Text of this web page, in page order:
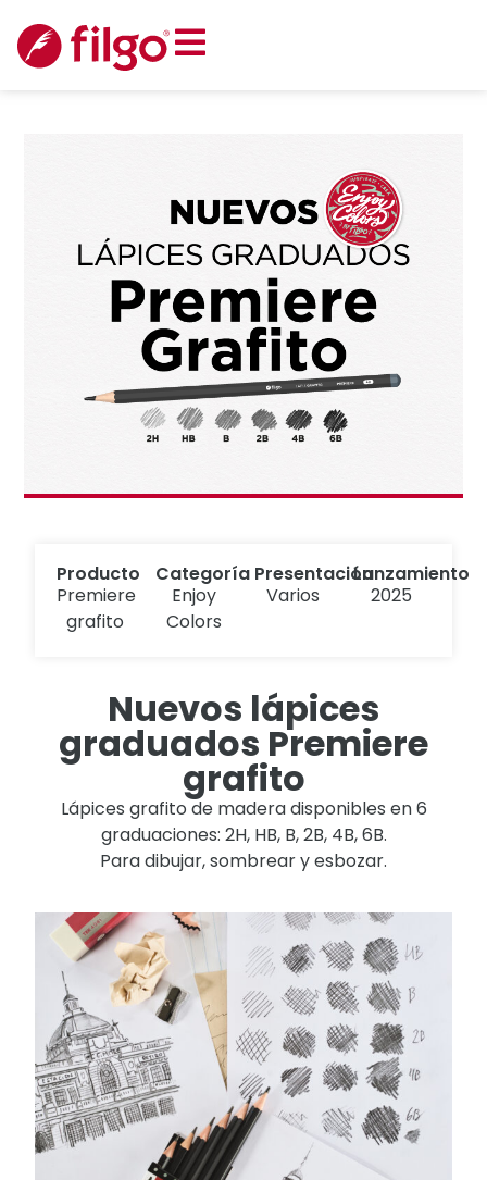
Nuevos lápices
graduados Premiere
grafito
Lápices grafito de madera disponibles en 6
graduaciones: 2H, HB, B, 2B, 4B, 6B.
Para dibujar, sombrear y esbozar.
Producto
Premiere
grafito
Categoría
Enjoy
Colors
Presentación
Varios
Lanzamiento
2025